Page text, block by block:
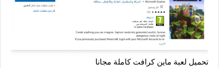
تحميل لعبة ماين كرافت كاملة مجانا